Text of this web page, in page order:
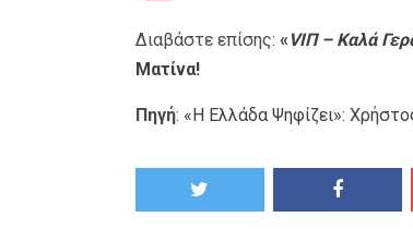
Διαβάστε επίσης: « VIΠ – Καλά
Ματίνα!
Πηγή: «Η Ελλάδα Ψηφίζει»: